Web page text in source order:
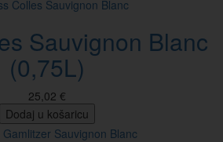
Sauvignon Blanc
(0,75L)
25,02 €
Dodaj u košaricu